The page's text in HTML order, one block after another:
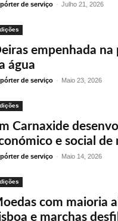
de serviço - Julho 21, 2026
empenhada na
água
de serviço - Maio 23, 2026
Carnaxide
e social de
de serviço - Maio 14, 2026
com maioria
e marchas